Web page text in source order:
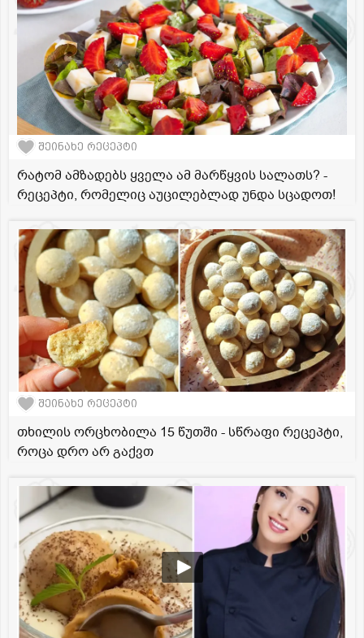
შეინახე რეცეპტი
რატომ ამზადებს ყველა ამ მარწყვის სალათს? -
რეცეპტი, რომელიც აუცილებლად უნდა სცადოთ!
შეინახე რეცეპტი
თხილის ორცხობილა 15 წუთში - სწრაფი რეცეპტი,
როცა დრო არ გაქვთ